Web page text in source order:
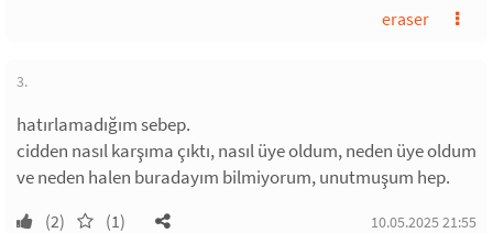
eraser
3.
hatırlamadığım sebep.
cidden nasıl karşıma çıktı, nasıl üye oldum, neden üye oldum
ve neden halen buradayım bilmiyorum, unutmuşum hep.
(2) (1) 10.05.2025 21:55